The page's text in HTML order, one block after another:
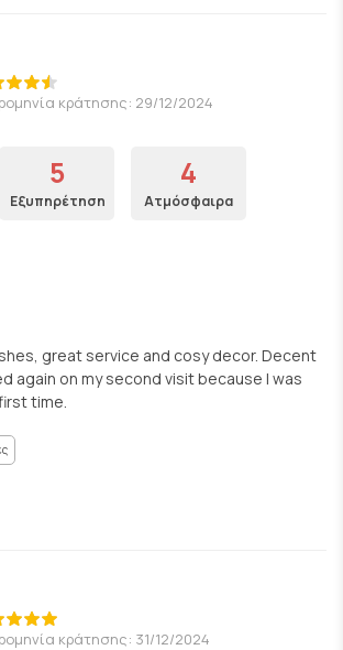
κράτησης: 29/12/2024
5
Εξυπηρέτηση
4
Ατμόσφαιρα
great service and cosy decor. Decent
again on my second visit because I was
time.
κράτησης: 31/12/2024